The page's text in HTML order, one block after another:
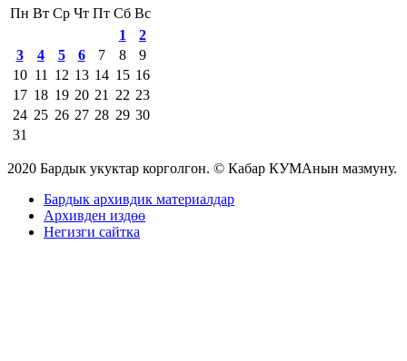
Пн Вт Ср Чт Пт Сб Вс
1
2
3
4 5 6 7 8
9
10 11 12 13 14 15 16
17 18 19 20 21 22 23
24 25 26 27 28 29 30
31
2020 Бардык укуктар корголгон. © Кабар КУМАнын мазмуну.
Бардык архивдик материалдар
Архивден издөө
Негизги сайтка